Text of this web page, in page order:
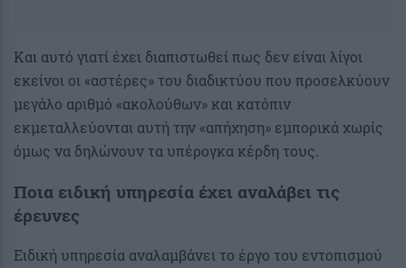
Και αυτό γιατί έχει διαπιστωθεί πως δεν είναι λίγοι
εκείνοι οι «αστέρες» του διαδικτύου που προσελκύουν
μεγάλο αριθμό «ακολούθων» και κατόπιν
εκμεταλλεύονται αυτή την «απήχηση» εμπορικά χωρίς
όμως να δηλώνουν τα υπέρογκα κέρδη τους.
Ποια ειδική υπηρεσία έχει αναλάβει τις
έρευνες
Eιδική υπηρεσία αναλαμβάνει το έργο του εντοπισμού